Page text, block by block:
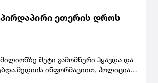
სტუმრის სტატუსით
ყრილობას წინ უძღოდა
სხვა წევრებს შორის. თინა
საბჭოში საკუთარ თავს ვერ ხედავს.
ეთერის დროს
მეტი გამომწერი ჰყავდა და
ინფორმაციით, პოლიციას